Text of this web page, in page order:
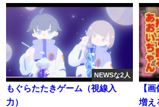
NEWSな2人
もぐらたたきゲーム（視線入
力）
【
増え